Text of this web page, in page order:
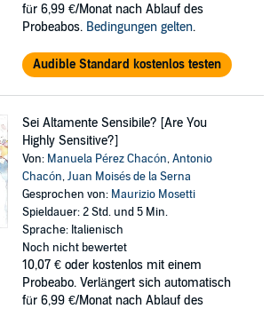
für 6,99 €/Monat nach Ablauf des
Probeabos. Bedingungen gelten.
Audible Standard kostenlos testen
Sei Altamente Sensibile? [Are You
Highly Sensitive?]
Von: Manuela Pérez Chacón,Antonio
Chacón,Juan Moisés de la Serna
Gesprochen von: Maurizio Mosetti
Spieldauer: 2 Std. und 5 Min.
Sprache: Italienisch
Noch nicht bewertet
10,07 € oder kostenlos mit einem
Probeabo. Verlängert sich automatisch
für 6,99 €/Monat nach Ablauf des